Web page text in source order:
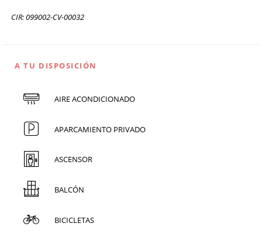
CIR: 099002-CV-00032
A TU DISPOSICIÓN
AIRE ACONDICIONADO
APARCAMIENTO PRIVADO
ASCENSOR
BALCÓN
BICICLETAS